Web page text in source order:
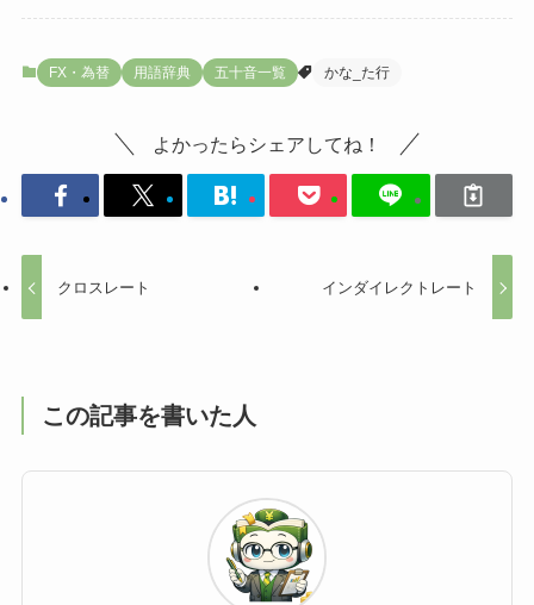
FX・為替 用語辞典 五十音一覧 かな_た行
よかったらシェアしてね！
クロスレート インダイレクトレート
この記事を書いた人